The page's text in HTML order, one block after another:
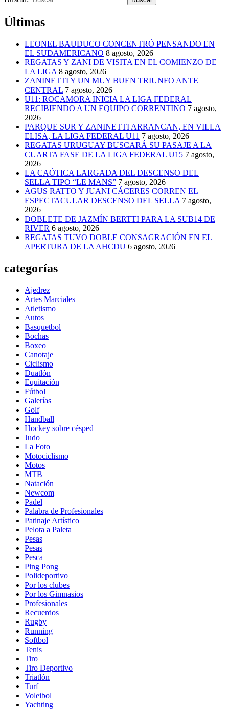
Últimas
LEONEL BAUDUCO CONCENTRÓ PENSANDO EN
EL SUDAMERICANO 8 agosto, 2026
REGATAS Y ZANI DE VISITA EN EL COMIENZO DE
LA LIGA 8 agosto, 2026
ZANINETTI Y UN MUY BUEN TRIUNFO ANTE
CENTRAL 7 agosto, 2026
U11: ROCAMORA INICIA LA LIGA FEDERAL
RECIBIENDO A UN EQUIPO CORRENTINO 7 agosto,
2026
PARQUE SUR Y ZANINETTI ARRANCAN, EN VILLA
ELISA, LA LIGA FEDERAL U11 7 agosto, 2026
REGATAS URUGUAY BUSCARÁ SU PASAJE A LA
CUARTA FASE DE LA LIGA FEDERAL U15 7 agosto,
2026
LA CAÓTICA LARGADA DEL DESCENSO DEL
SELLA TIPO “LE MANS” 7 agosto, 2026
AGUS RATTO Y JUANI CÁCERES CORREN EL
ESPECTACULAR DESCENSO DEL SELLA 7 agosto,
2026
DOBLETE DE JAZMÍN BERTTI PARA LA SUB14 DE
RIVER 6 agosto, 2026
REGATAS TUVO DOBLE CONSAGRACIÓN EN EL
APERTURA DE LA AHCDU 6 agosto, 2026
categorías
Ajedrez
Artes Marciales
Atletismo
Autos
Basquetbol
Bochas
Boxeo
Canotaje
Ciclismo
Duatlón
Equitación
Fútbol
Galerías
Golf
Handball
Hockey sobre césped
Judo
La Foto
Motociclismo
Motos
MTB
Natación
Newcom
Padel
Palabra de Profesionales
Patinaje Artístico
Pelota a Paleta
Pesas
Pesas
Pesca
Ping Pong
Polideportivo
Por los clubes
Por los Gimnasios
Profesionales
Recuerdos
Rugby
Running
Softbol
Tenis
Tiro
Tiro Deportivo
Triatlón
Turf
Voleibol
Yachting